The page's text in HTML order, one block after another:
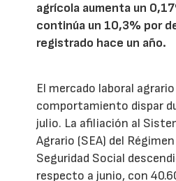
agrícola aumenta un
continúa un 10,3% por
registrado hace un año.
El mercado laboral
comportamiento dispar
julio. La afiliación al
Agrario (SEA) del
Seguridad Social
respecto a junio, con